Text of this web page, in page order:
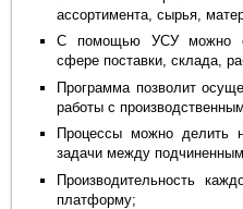
ассортимента, сырья,
С помощью УСУ можно
сфере поставки, склада,
Программа позволит
работы с
Процессы можно делить
задачи между
Производительность
платформу;